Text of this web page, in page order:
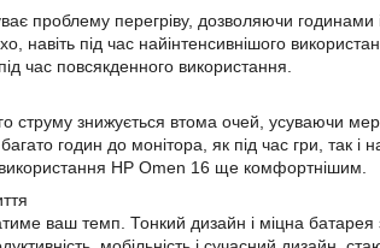
проблему перегріву, дозволяючи годинами
навіть під час найінтенсивнішого
час повсякденного використання.
струму знижується втома очей, усуваючи
годин до монітора, як під час гри, так і
HP Omen 16 ще комфортнішим.
ваш темп. Тонкий дизайн і міцна батарея